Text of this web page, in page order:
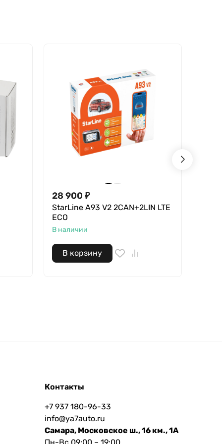
28 900 ₽
StarLine A93 V2 2CAN+2LIN LTE
ECO
В наличии
В корзину
Контакты
+7 937 180-96-33
info@ya7auto.ru
Самара, Московское ш., 16 км., 1А
Пн-Вс 09:00 – 19:00